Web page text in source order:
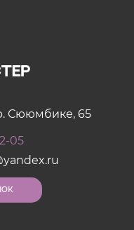
Сююмбике, 65
05